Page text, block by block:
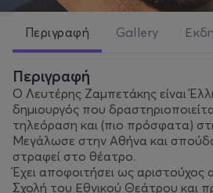
Περιγραφή Gallery
Περιγραφή
Ο Λευτέρης Ζαμπετάκης είναι
δημιουργός που
τηλεόραση και (πιο πρόσφατα)
Mεγάλωσε στην Αθήνα και
στραφεί στο θέατρο.
Έχει αποφοιτήσει ως αριστούχος
Σχολή του Εθνικού Θεάτρου και